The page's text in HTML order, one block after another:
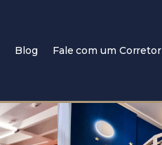
Blog Fale com um Corretor